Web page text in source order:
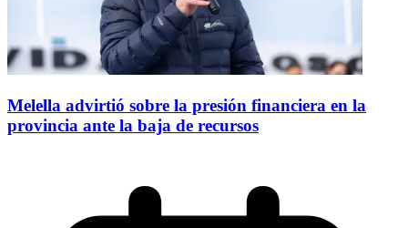
Melella advirtió sobre la presión financiera en la
provincia ante la baja de recursos